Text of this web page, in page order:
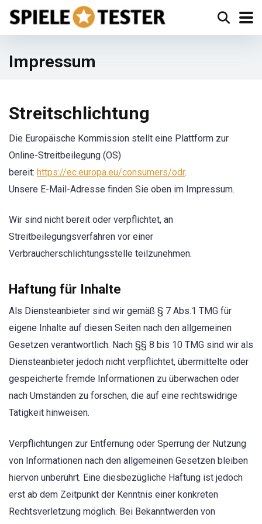
Impressum
Streitschlichtung
Die Europäische Kommission stellt eine Plattform zur
Online-Streitbeilegung (OS)
bereit: https://ec.europa.eu/consumers/odr.
Unsere E-Mail-Adresse finden Sie oben im Impressum.
Wir sind nicht bereit oder verpflichtet, an
Streitbeilegungsverfahren vor einer
Verbraucherschlichtungsstelle teilzunehmen.
Haftung für Inhalte
Als Diensteanbieter sind wir gemäß § 7 Abs.1 TMG für
eigene Inhalte auf diesen Seiten nach den allgemeinen
Gesetzen verantwortlich. Nach §§ 8 bis 10 TMG sind wir als
Diensteanbieter jedoch nicht verpflichtet, übermittelte oder
gespeicherte fremde Informationen zu überwachen oder
nach Umständen zu forschen, die auf eine rechtswidrige
Tätigkeit hinweisen.
Verpflichtungen zur Entfernung oder Sperrung der Nutzung
von Informationen nach den allgemeinen Gesetzen bleiben
hiervon unberührt. Eine diesbezügliche Haftung ist jedoch
erst ab dem Zeitpunkt der Kenntnis einer konkreten
Rechtsverletzung möglich. Bei Bekanntwerden von